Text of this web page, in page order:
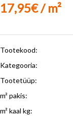
17,95€ / m²
Tootekood:
Kategooria:
Tootetüüp:
m² pakis:
m² kaal kg: